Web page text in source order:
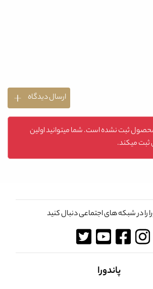
ارسال دیدگاه
ثبت نشده است. شما میتوانید اولین
میکند.
را در شبکه های اجتماعی دنبال کنید
پاندورا